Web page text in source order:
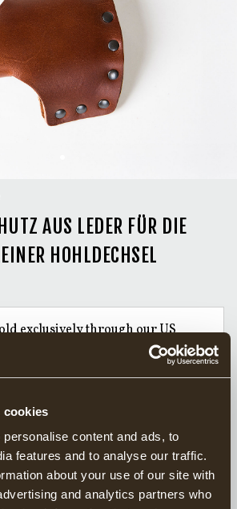
cookies
content and ads, to
features and to analyse our traffic.
about your use of our site with
and analytics partners who
AUS LEDER FÜR DIE
HOHLDECHSEL
exclusively through our US
seit 1902
Schweden hergestellt
Äxte
Leder, passend für die Gränsfors Kleiner